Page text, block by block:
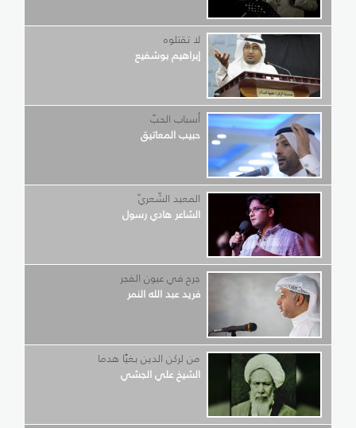
لا تقتلوه
إبراهيم بوشفيع
أسباب الحبّ
حبيب المعاتيق
المعبد الشّعريّ
الشاعر هادي رسول
جرح في عيون الفجر
فريد عبد الله النمر
من لركن الدين بغيًا هدما
الشيخ علي الجشي